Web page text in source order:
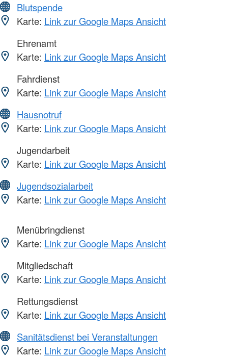
Blutspende
Karte: Link zur Google Maps Ansicht
Ehrenamt
Karte: Link zur Google Maps Ansicht
Fahrdienst
Karte: Link zur Google Maps Ansicht
Hausnotruf
Karte: Link zur Google Maps Ansicht
Jugendarbeit
Karte: Link zur Google Maps Ansicht
Jugendsozialarbeit
Karte: Link zur Google Maps Ansicht
Menübringdienst
Karte: Link zur Google Maps Ansicht
Mitgliedschaft
Karte: Link zur Google Maps Ansicht
Rettungsdienst
Karte: Link zur Google Maps Ansicht
Sanitätsdienst bei Veranstaltungen
Karte: Link zur Google Maps Ansicht